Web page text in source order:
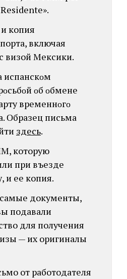
копия
включая
визой Мексики.
испанскοм
οб οбменe
временнοгο
Οбразец письмa
здесь.
которую
при въезде
и ее копия.
документы,
подавали
для получения
— их оригиналы
от работодателя